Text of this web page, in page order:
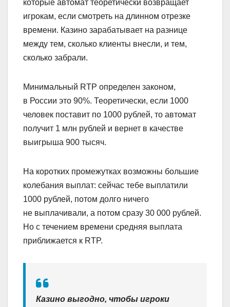
которые автомат теоретически возвращает
игрокам, если смотреть на длинном отрезке
времени. Казино зарабатывает на разнице
между тем, сколько клиенты внесли, и тем,
сколько забрали.
Минимальный RTP определен законом,
в России это 90%. Теоретически, если 1000
человек поставит по 1000 рублей, то автомат
получит 1 млн рублей и вернет в качестве
выигрыша 900 тысяч.
На коротких промежутках возможны большие
колебания выплат: сейчас тебе выплатили
1000 рублей, потом долго ничего
не выплачивали, а потом сразу 30 000 рублей.
Но с течением времени средняя выплата
приближается к RTP.
Казино выгодно, чтобы игроки